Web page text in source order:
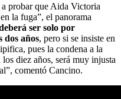
a probar que Aida Victoria
la fuga”, el panorama
ser solo por
dos años, pero si se insiste en
pues la condena a la
diez años, será muy injusta
comentó Cancino.